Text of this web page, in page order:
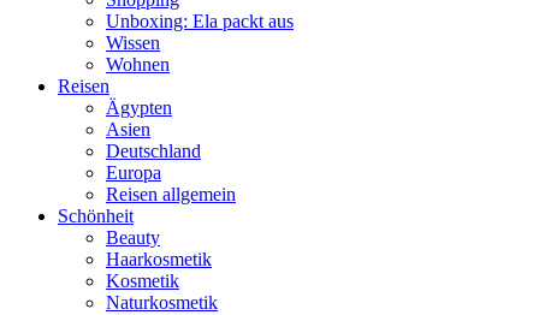
Unboxing: Ela packt aus
Wissen
Wohnen
Reisen
Ägypten
Asien
Deutschland
Europa
Reisen allgemein
Schönheit
Beauty
Haarkosmetik
Kosmetik
Naturkosmetik